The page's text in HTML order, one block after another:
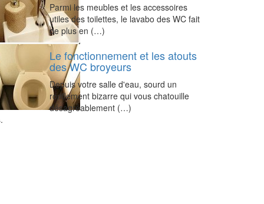
Parmi les meubles et les accessoires
utiles des toilettes, le lavabo des WC fait
de plus en (…)
Le fonctionnement et les atouts
des WC broyeurs
Depuis votre salle d'eau, sourd un
ronflement bizarre qui vous chatouille
désagréablement (…)